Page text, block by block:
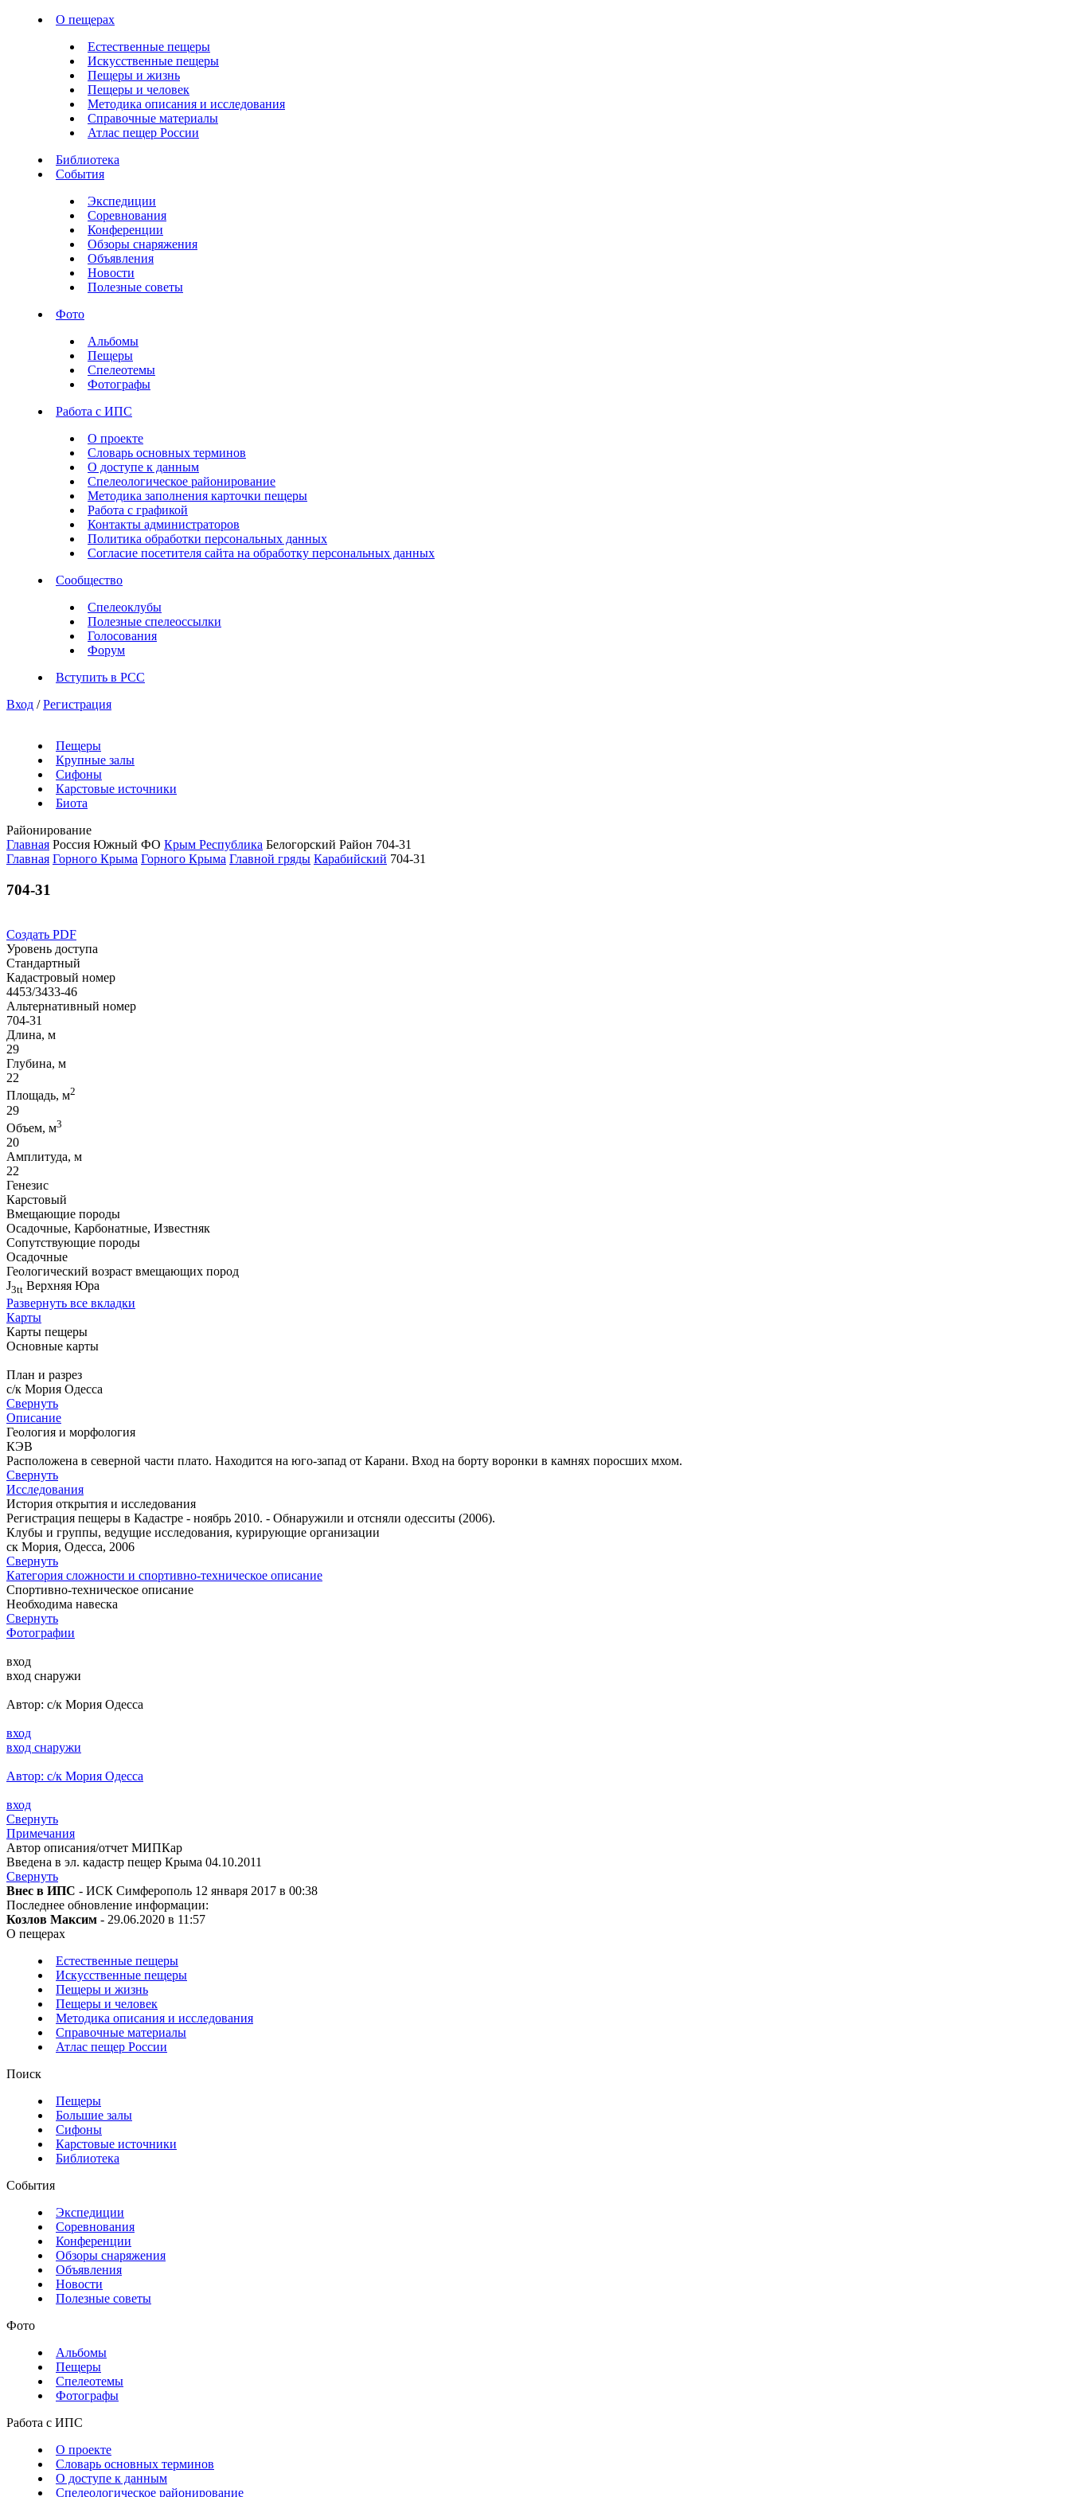
О пещерах
Естественные пещеры
Искусственные пещеры
Пещеры и жизнь
Пещеры и человек
Методика описания и исследования
Справочные материалы
Атлас пещер России
Библиотека
События
Экспедиции
Соревнования
Конференции
Обзоры снаряжения
Объявления
Новости
Полезные советы
Фото
Альбомы
Пещеры
Спелеотемы
Фотографы
Работа с ИПС
О проекте
Словарь основных терминов
О доступе к данным
Спелеологическое районирование
Методика заполнения карточки пещеры
Работа с графикой
Контакты администраторов
Политика обработки персональных данных
Согласие посетителя сайта на обработку персональных данных
Сообщество
Спелеоклубы
Полезные спелеоссылки
Голосования
Форум
Вступить в РСС
Вход / Регистрация
Пещеры
Крупные залы
Сифоны
Карстовые источники
Биота
Районирование
Главная Россия Южный ФО Крым Республика Белогорский Район 704-31
Главная Горного Крыма Горного Крыма Главной гряды Карабийский 704-31
704-31
Создать PDF
Уровень доступа
Стандартный
Кадастровый номер
4453/3433-46
Альтернативный номер
704-31
Длина, м
29
Глубина, м
22
Площадь, м2
29
Объем, м3
20
Амплитуда, м
22
Генезис
Карстовый
Вмещающие породы
Осадочные, Карбонатные, Известняк
Сопутствующие породы
Осадочные
Геологический возраст вмещающих пород
J3tt Верхняя Юра
Развернуть все вкладки
Карты
Карты пещеры
Основные карты
План и разрез
с/к Мория Одесса
Свернуть
Описание
Геология и морфология
КЭВ
Расположена в северной части плато. Находится на юго-запад от Карани. Вход на борту воронки в камнях поросших мхом.
Свернуть
Исследования
История открытия и исследования
Регистрация пещеры в Кадастре - ноябрь 2010. - Обнаружили и отсняли одесситы (2006).
Клубы и группы, ведущие исследования, курирующие организации
ск Мория, Одесса, 2006
Свернуть
Категория сложности и спортивно-техническое описание
Спортивно-техническое описание
Необходима навеска
Свернуть
Фотографии
вход
вход снаружи
Автор: с/к Мория Одесса
вход
вход снаружи
Автор: с/к Мория Одесса
вход
Свернуть
Примечания
Автор описания/отчет МИПКар
Введена в эл. кадастр пещер Крыма 04.10.2011
Свернуть
Внес в ИПС - ИСК Симферополь 12 января 2017 в 00:38
Последнее обновление информации:
Козлов Максим - 29.06.2020 в 11:57
О пещерах
Естественные пещеры
Искусственные пещеры
Пещеры и жизнь
Пещеры и человек
Методика описания и исследования
Справочные материалы
Атлас пещер России
Поиск
Пещеры
Большие залы
Сифоны
Карстовые источники
Библиотека
События
Экспедиции
Соревнования
Конференции
Обзоры снаряжения
Объявления
Новости
Полезные советы
Фото
Альбомы
Пещеры
Спелеотемы
Фотографы
Работа с ИПС
О проекте
Словарь основных терминов
О доступе к данным
Спелеологическое районирование